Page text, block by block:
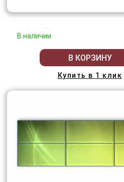
В наличии
В КОРЗИНУ
Купить в 1 клик